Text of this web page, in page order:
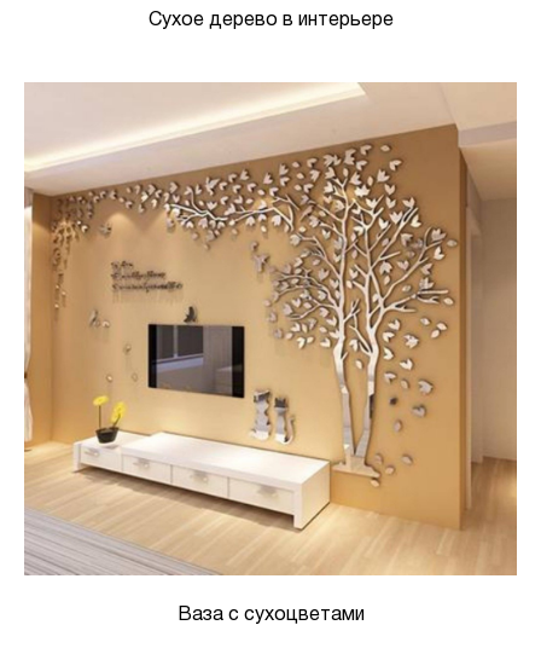
Сухое дерево в интерьере
Ваза с сухоцветами